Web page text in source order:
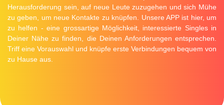
Herausforderung sein, auf neue Leute zuzugehen und sich Mühe
zu geben, um neue Kontakte zu knüpfen. Unsere APP ist hier, um
zu helfen - eine grossartige Möglichkeit, interessierte Singles in
Deiner Nähe zu finden, die Deinen Anforderungen entsprechen.
Triff eine Vorauswahl und knüpfe erste Verbindungen bequem von
zu Hause aus.